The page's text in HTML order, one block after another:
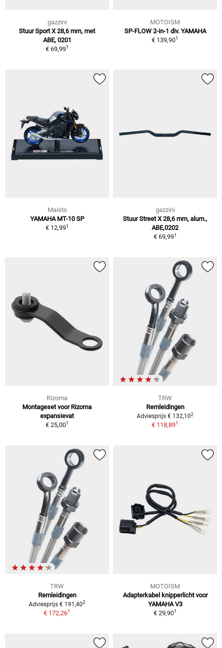
gazzini
Stuur Sport X 28,6 mm, met
ABE, 0201
€ 69,991
MOTOISM
SP-FLOW 2-in-1 div. YAMAHA
€ 139,901
Maisto
YAMAHA MT-10 SP
€ 12,991
gazzini
Stuur Street X 28,6 mm, alum.,
ABE,0202
€ 69,991
Rizoma
Montageset voor Rizoma
expansievat
€ 25,001
TRW
Remleidingen
Adviesprijs € 132,102
€ 118,891
TRW
Remleidingen
Adviesprijs € 191,402
€ 172,261
MOTOISM
Adapterkabel knipperlicht voor
YAMAHA V3
€ 29,901